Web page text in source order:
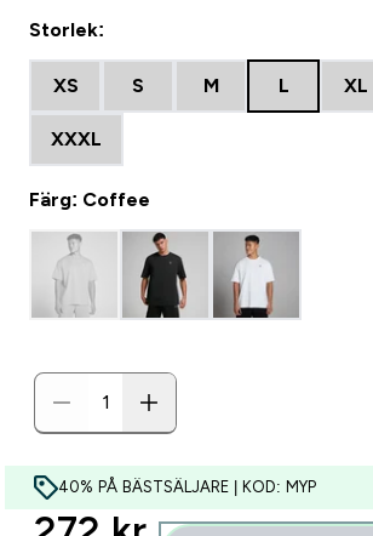
Storlek:
XS S M L XL
XXXL
Färg: Coffee
40% PÅ BÄSTSÄLJARE | KOD: MYP